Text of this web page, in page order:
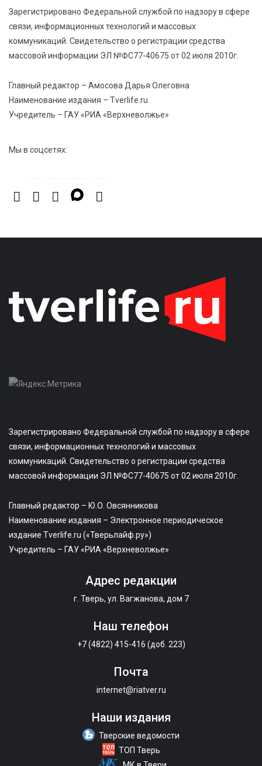
На Петербургском марафоне «Пушкин — Петербург»
появится новая беговая трасса для
профессиональных спортсменов
От звёздочек к чемпионам: в Твери отметили
заслуги тренеров и атлетов
абитуриентов в 2026 году
Зарегистрировано Федеральной службой по надзору в сфере
связи, информационных технологий и массовых
коммуникаций. Свидетельство о регистрации средства
массовой информации ЭЛ №ФС77-40675 от 02 июля 2010г.
Главный редактор – Амосова Дарья Олеговна
Наименование издания – Tverlife.ru
Учредитель – ГАУ «РИА «Верхневолжье»
Мы в соцсетях:
Зарегистрировано Федеральной службой по надзору в сфере
связи, информационных технологий и массовых
коммуникаций. Свидетельство о регистрации средства
массовой информации ЭЛ №ФС77-40675 от 02 июля 2010г.
Главный редактор – Ю.О. Овсянникова
Наименование издания – Электронное периодическое
издание Tverlife.ru («Тверьлайф.ру»)
Учредитель – ГАУ «РИА «Верхневолжье»
Адрес редакции
г. Тверь, ул. Вагжанова, дом 7
Наш телефон
+7 (4822) 415-416 (доб. 223)
Почта
internet@riatver.ru
Наши издания
Тверские ведомости
ТОП Тверь